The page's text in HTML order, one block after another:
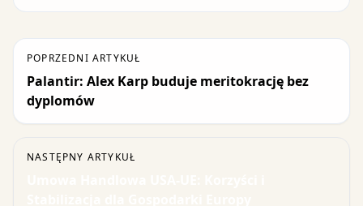
POPRZEDNI ARTYKUŁ
Palantir: Alex Karp buduje meritokrację bez
dyplomów
NASTĘPNY ARTYKUŁ